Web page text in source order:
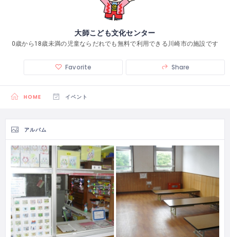
大師こども文化センター
0歳から18歳未満の児童ならだれでも無料で利用できる川崎市の施設です
Favorite Share
HOME イベント
アルバム